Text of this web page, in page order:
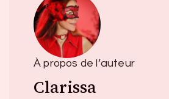
À propos de l’auteur
Clarissa